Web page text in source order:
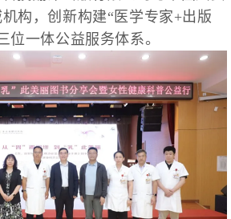
构，创新构建“医学专家+出版
位一体公益服务体系。